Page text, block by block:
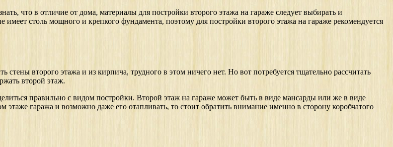
что в отличие от дома, материалы для постройки второго этажа на гараже следует выбирать и
столь мощного и крепкого фундамента, поэтому для постройки второго этажа на гараже рекомендуется
второго этажа и из кирпича, трудного в этом ничего нет. Но вот потребуется тщательно рассчитать
второй этаж.
правильно с видом постройки. Второй этаж на гараже может быть в виде мансарды или же в виде
гаража и возможно даже его отапливать, то стоит обратить внимание именно в сторону коробчатого